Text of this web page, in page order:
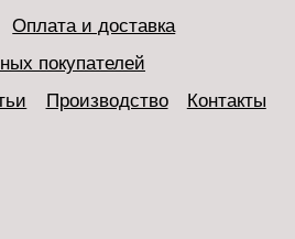
Оплата и доставка
покупателей
Производство
Контакты